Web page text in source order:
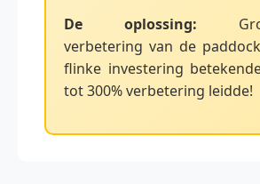
De oplossing:
verbetering van de
flinke investering
tot 300% verbetering leidde!